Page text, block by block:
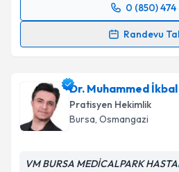
0 (850) 474
Randevu
Randevu Takvimi Talebi
takvim hazırlandığında e-
E-posta Adresiniz
Dr. Muhammed İkbal
Pratisyen Hekimlik
Bursa, Osmangazi
VM BURSA MEDİCALPARK